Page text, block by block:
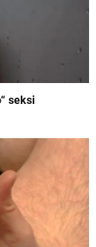
seksi